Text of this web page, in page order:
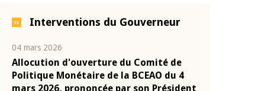
Interventions du Gouverneur
04 mars 2026
Allocution d'ouverture du Comité de
Politique Monétaire de la BCEAO du 4
mars 2026, prononcée par son Président